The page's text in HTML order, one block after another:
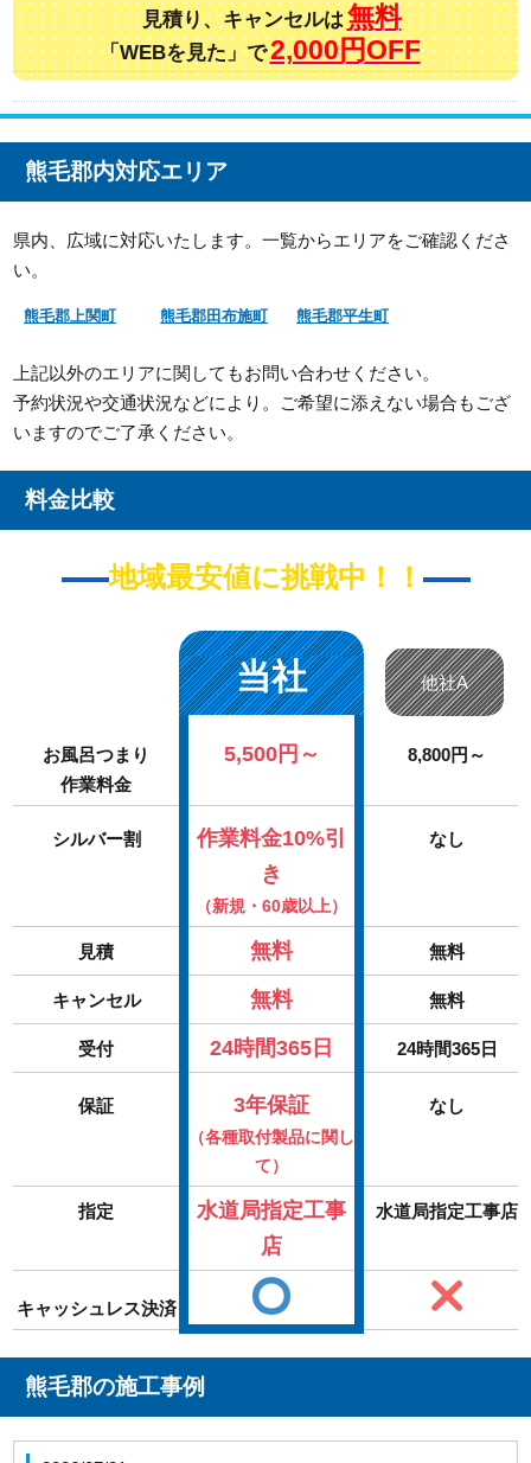
見積り、キャンセルは 無料
「WEBを見た」で2,000円OFF
熊毛郡内対応エリア
県内、広域に対応いたします。一覧からエリアをご確認くださ
い。
熊毛郡上関町 熊毛郡田布施町 熊毛郡平生町
上記以外のエリアに関してもお問い合わせください。
予約状況や交通状況などにより。ご希望に添えない場合もござ
いますのでご了承ください。
料金比較
地域最安値に挑戦中！！
当社 他社A
お風呂つまり
作業料金
5,500円～ 8,800円～
シルバー割
作業料金10%引
き
（新規・60歳以上）
なし
見積 無料 無料
キャンセル 無料 無料
受付 24時間365日 24時間365日
保証 3年保証
（各種取付製品に関し
て）
なし
指定
水道局指定工事
店
水道局指定工事店
キャッシュレス決済
熊毛郡の施工事例